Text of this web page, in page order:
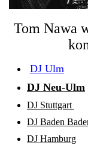
Tom Nawa
DJ Ulm
DJ Neu-Ulm
DJ Stuttgart
DJ Baden
DJ Hamburg